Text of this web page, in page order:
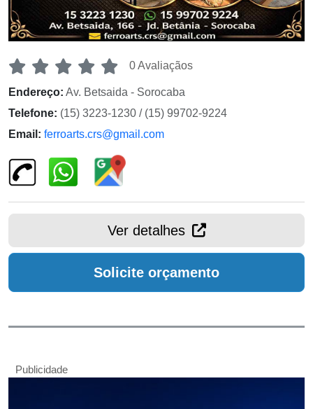
0 Avaliaçãos
Endereço: Av. Betsaida - Sorocaba
Telefone: (15) 3223-1230 / (15) 99702-9224
Email: ferroarts.crs@gmail.com
Ver detalhes
Solicite orçamento
Publicidade